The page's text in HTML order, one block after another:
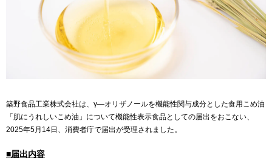
築野食品工業株式会社は、γ―オリザノールを機能性関与成分とした食用こめ油
「肌にうれしいこめ油」について機能性表示食品としての届出をおこない、
2025年5月14日、消費者庁で届出が受理されました。
■届出内容